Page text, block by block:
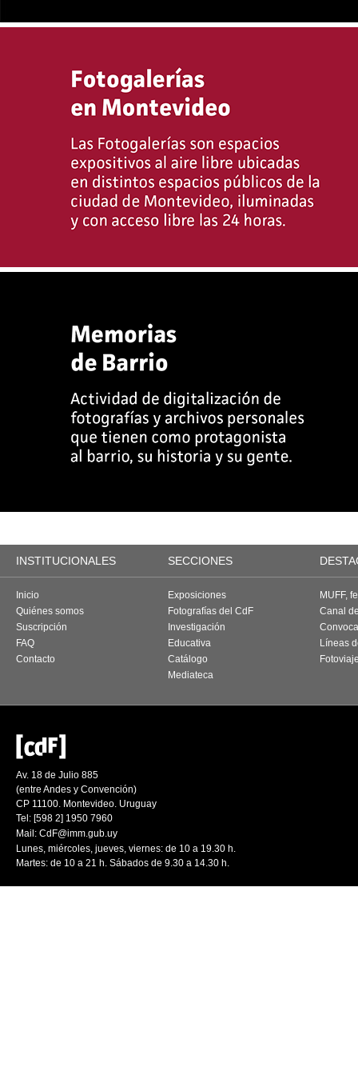
INSTITUCIONALES SECCIONES
Inicio
Quiénes somos
Suscripción
FAQ
Contacto
Exposiciones
Fotografías del CdF
Investigación
Educativa
Catálogo
Mediateca
MUFF,
Canal
Líneas
Av. 18 de Julio 885
(entre Andes y Convención)
CP 11100. Montevideo. Uruguay
Tel: [598 2] 1950 7960
Mail: CdF@imm.gub.uy
Lunes, miércoles, jueves, viernes: de 10 a 19.30 h.
Martes: de 10 a 21 h. Sábados de 9.30 a 14.30 h.